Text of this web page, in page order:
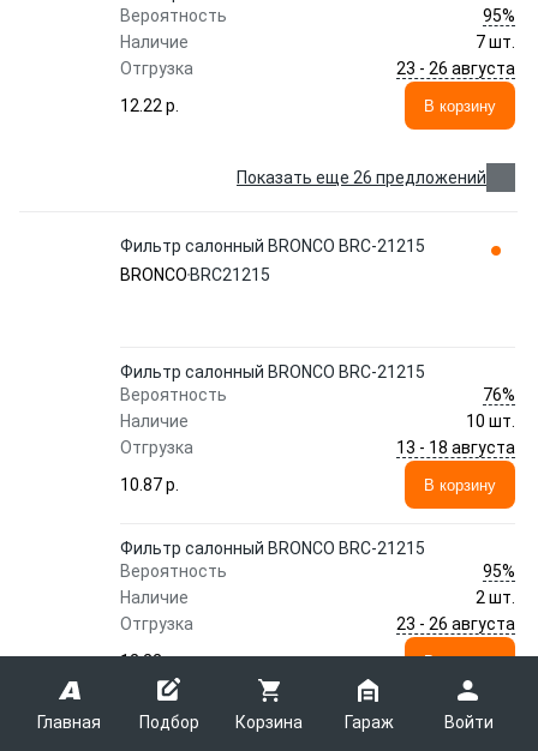
Главная Подбор Корзина Гараж Войти
Вероятность
95%
Наличие
7 шт.
Отгрузка
23 - 26 августа
12.22 p.
В корзину
Показать еще 26 предложений
Фильтр салонный BRONCO BRC-21215
BRONCO BRC21215
Фильтр салонный BRONCO BRC-21215
Вероятность
76%
Наличие
10 шт.
Отгрузка
13 - 18 августа
10.87 p.
В корзину
Фильтр салонный BRONCO BRC-21215
Вероятность
95%
Наличие
2 шт.
Отгрузка
23 - 26 августа
12.22 p.
В корзину
Показать еще 23 предложения